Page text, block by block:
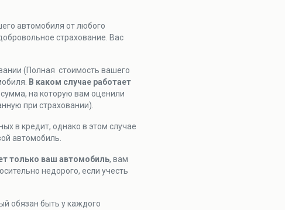
автомобиля от любого
страхование. Вас
(Полная стоимость вашего
В каком случае работает
на которую вам оценили
при страховании).
в кредит, однако в этом случае
автомобиль.
только ваш автомобиль, вам
недорого, если учесть
обязан быть у каждого